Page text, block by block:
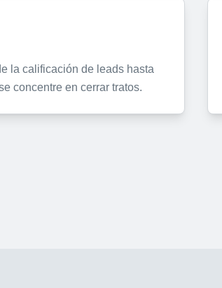
la calificación de leads hasta
concentre en cerrar tratos.